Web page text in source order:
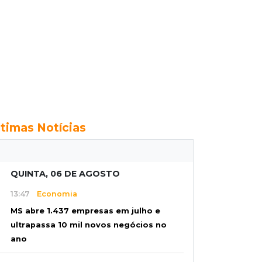
Notícias
QUINTA, 06 DE AGOSTO
13:47 Economia
MS abre 1.437 empresas em julho e
ultrapassa 10 mil novos negócios no
ano